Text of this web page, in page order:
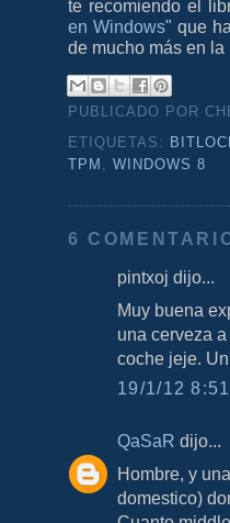
te recomiendo el
en Windows" que
de mucho más en
PUBLICADO POR
ETIQUETAS:
TPM ,WINDOWS 8
6
pintxoj dijo...
Muy buena
una cerveza
coche jeje.
19/1/12
QaSaR dijo...
Hombre, y
domestico)